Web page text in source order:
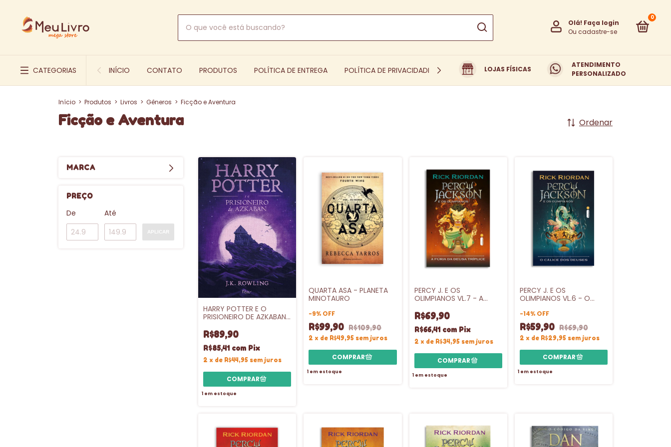
Olá! Faça login
Ou cadastre-se
0
CATEGORIAS INÍCIO CONTATO PRODUTOS POLÍTICA DE ENTREGA POLÍTICA DE PRIVACIDADE QUEM SOMOS TROCAS E DEVOLUÇÕES
LOJAS FÍSICAS
ATENDIMENTO
PERSONALIZADO
Início > Produtos > Livros > Gêneros > Ficção e Aventura
Ficção e Aventura Ordenar
MARCA
PREÇO
De Até
APLICAR
HARRY POTTER E O
PRISIONEIRO DE AZKABAN
R$89,90
R$85,41 com Pix
2 x de R$44,95 sem juros
1 em estoque
QUARTA ASA - PLANETA
MINOTAURO
-9% OFF
R$99,90 R$109,90
2 x de R$49,95 sem juros
1 em estoque
PERCY J. E OS
OLIMPIANOS VL.7 - A
- INTRINSECA
R$69,90
R$66,41 com Pix
2 x de R$34,95 sem juros
1 em estoque
PERCY J. E OS
OLIMPIANOS VL.6 - O
INTRINSECA
-14% OFF
R$59,90 R$69,90
2 x de R$29,95 sem juros
1 em estoque